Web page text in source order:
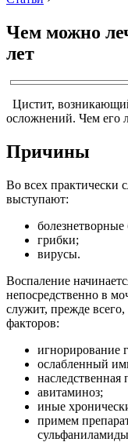
Чем можно
лет
Цистит,
осложнений. Чем его
Причины
Во всех практически
выступают:
болезнетворные
грибки;
вирусы.
Воспаление
непосредственно в
служит, прежде
факторов:
игнорирование
ослабленный
наследственная
авитаминоз;
иные
примем